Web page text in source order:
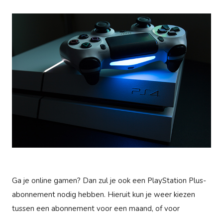
Ga je online gamen? Dan zul je ook een PlayStation Plus-
abonnement nodig hebben. Hieruit kun je weer kiezen
tussen een abonnement voor een maand, of voor